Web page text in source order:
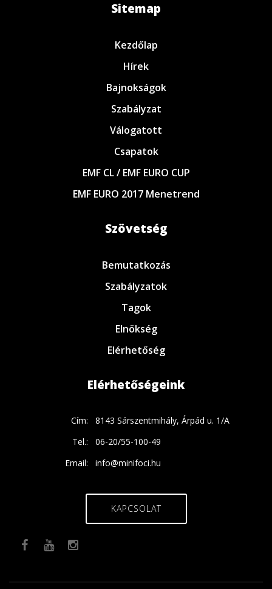
Sitemap
Kezdőlap
Hírek
Bajnokságok
Szabályzat
Válogatott
Csapatok
EMF CL / EMF EURO CUP
EMF EURO 2017 Menetrend
Szövetség
Bemutatkozás
Szabályzatok
Tagok
Elnökség
Elérhetőség
Elérhetőségeink
Cím:
8143 Sárszentmihály, Árpád u. 1/A
Tel.:
06-20/55-100-49
Email:
info@minifoci.hu
KAPCSOLAT